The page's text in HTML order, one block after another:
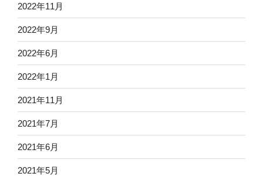
2022年11月
2022年9月
2022年6月
2022年1月
2021年11月
2021年7月
2021年6月
2021年5月